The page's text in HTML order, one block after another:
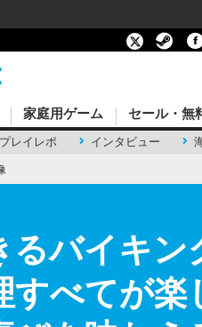
プレイレポ インタビュー
家庭用ゲーム セール・無
るバイキ
すべてが